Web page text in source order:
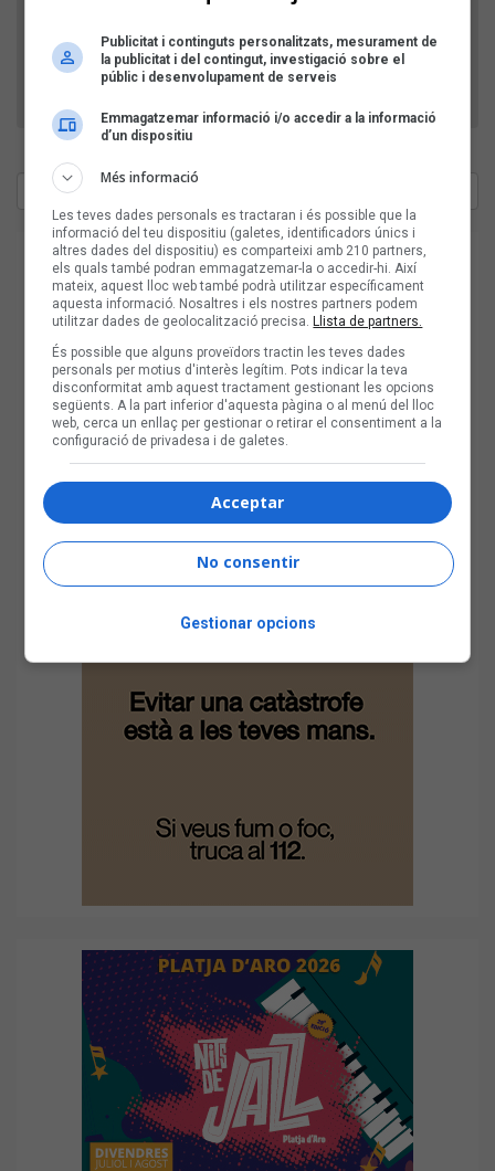
Publicitat i continguts personalitzats, mesurament de
la publicitat i del contingut, investigació sobre el
públic i desenvolupament de serveis
Emmagatzemar informació i/o accedir a la informació
d’un dispositiu
Més informació
Les teves dades personals es tractaran i és possible que la
informació del teu dispositiu (galetes, identificadors únics i
altres dades del dispositiu) es comparteixi amb 210 partners,
els quals també podran emmagatzemar-la o accedir-hi. Així
mateix, aquest lloc web també podrà utilitzar específicament
aquesta informació. Nosaltres i els nostres partners podem
utilitzar dades de geolocalització precisa. Llista de partners.
És possible que alguns proveïdors tractin les teves dades
personals per motius d'interès legítim. Pots indicar la teva
disconformitat amb aquest tractament gestionant les opcions
següents. A la part inferior d'aquesta pàgina o al menú del lloc
web, cerca un enllaç per gestionar o retirar el consentiment a la
configuració de privadesa i de galetes.
Acceptar
No consentir
Gestionar opcions